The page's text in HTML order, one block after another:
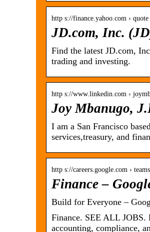
http s://finance.yahoo.com › quote
JD.com, Inc.
Find the latest JD.com,
trading and investing.
http s://www.linkedin.com ›
Joy Mbanugo,
I am a San Francisco
services,treasury, and
http s://careers.google.com › teams
Finance –
Build for Everyone –
Finance. SEE ALL JOBS.
accounting, compliance,